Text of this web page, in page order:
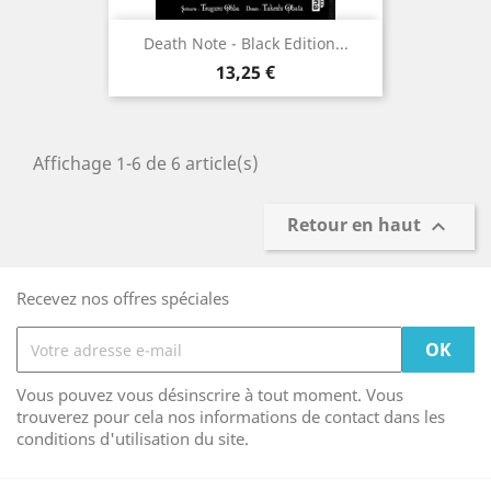
Death Note - Black Edition...
Prix
13,25 €
Affichage 1-6 de 6 article(s)
Retour en haut 
Recevez nos offres spéciales
Vous pouvez vous désinscrire à tout moment. Vous
trouverez pour cela nos informations de contact dans les
conditions d'utilisation du site.